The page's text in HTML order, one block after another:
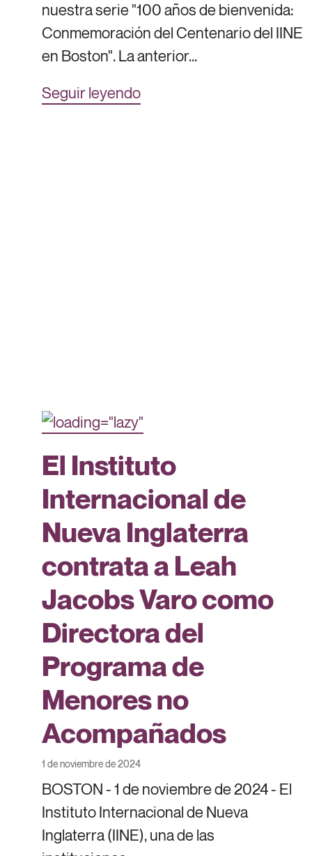
nuestra serie "100 años de bienvenida:
Conmemoración del Centenario del IINE
en Boston". La anterior...
Seguir leyendo
El Instituto
Internacional de
Nueva Inglaterra
contrata a Leah
Jacobs Varo como
Directora del
Programa de
Menores no
Acompañados
1 de noviembre de 2024
BOSTON - 1 de noviembre de 2024 - El
Instituto Internacional de Nueva
Inglaterra (IINE), una de las